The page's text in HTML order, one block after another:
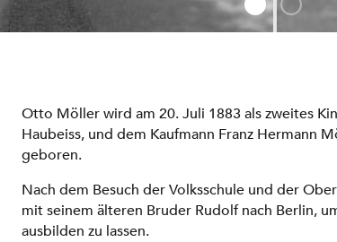
Otto Möller wird am 20. Juli 1883 als zweites
Haubeiss, und dem Kaufmann Franz Hermann
geboren.
Nach dem Besuch der Volksschule und der
mit seinem älteren Bruder Rudolf nach Berlin,
ausbilden zu lassen.